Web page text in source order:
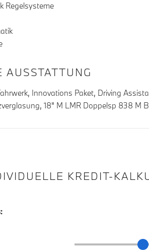
Regelsysteme
AUSSTATTUNG
Innovations Paket, Driving
18" M LMR Doppelsp 838 M
KREDIT-
Anzahlung